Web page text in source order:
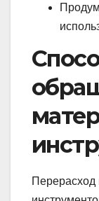
Перерасход